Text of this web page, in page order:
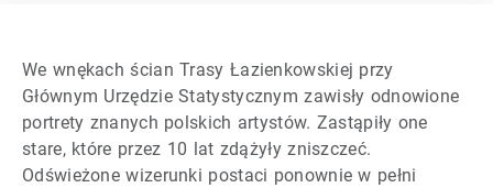
We wnękach ścian Trasy Łazienkowskiej przy
Głównym Urzędzie Statystycznym zawisły odnowione
portrety znanych polskich artystów. Zastąpiły one
stare, które przez 10 lat zdążyły zniszczeć.
Odświeżone wizerunki postaci ponownie w pełni